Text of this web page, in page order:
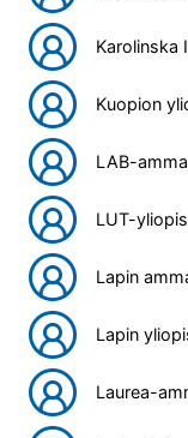
Karolinska
Kuopion
LAB-
LUT-
Lapin
Lapin
Laurea-